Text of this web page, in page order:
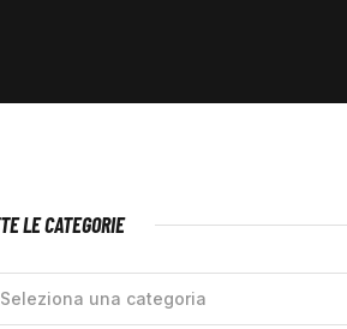
LE CATEGORIE